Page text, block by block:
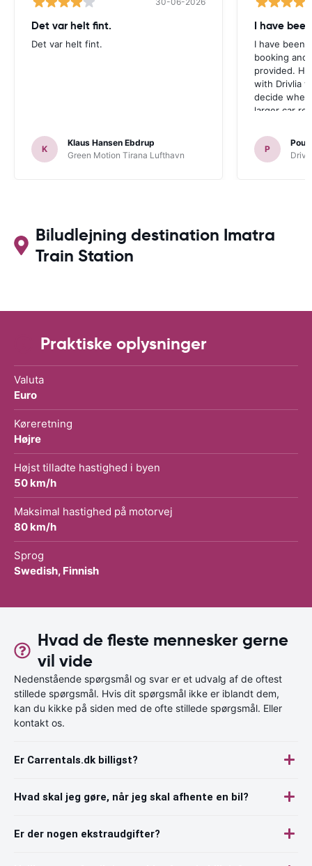
Det var helt fint.
Det var helt fint.
K
Klaus Hansen Ebdrup
Green Motion Tirana Lufthavn
I have
I have been
booking and
provided.
with Drivlia
decide
larger car
P
Poul
Biludlejning destination Imatra
Train Station
Praktiske oplysninger
Valuta
Euro
Køreretning
Højre
Højst tilladte hastighed i byen
50 km/h
Maksimal hastighed på motorvej
80 km/h
Sprog
Swedish, Finnish
Hvad de fleste mennesker gerne
vil vide
Nedenstående spørgsmål og svar er et udvalg af de oftest
stillede spørgsmål. Hvis dit spørgsmål ikke er iblandt dem,
kan du kikke på siden med de ofte stillede spørgsmål. Eller
kontakt os.
Er Carrentals.dk billigst?
Hvad skal jeg gøre, når jeg skal afhente en bil?
Er der nogen ekstraudgifter?